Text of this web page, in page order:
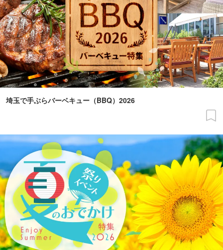
埼玉で手ぶらバーベキュー（BBQ）2026